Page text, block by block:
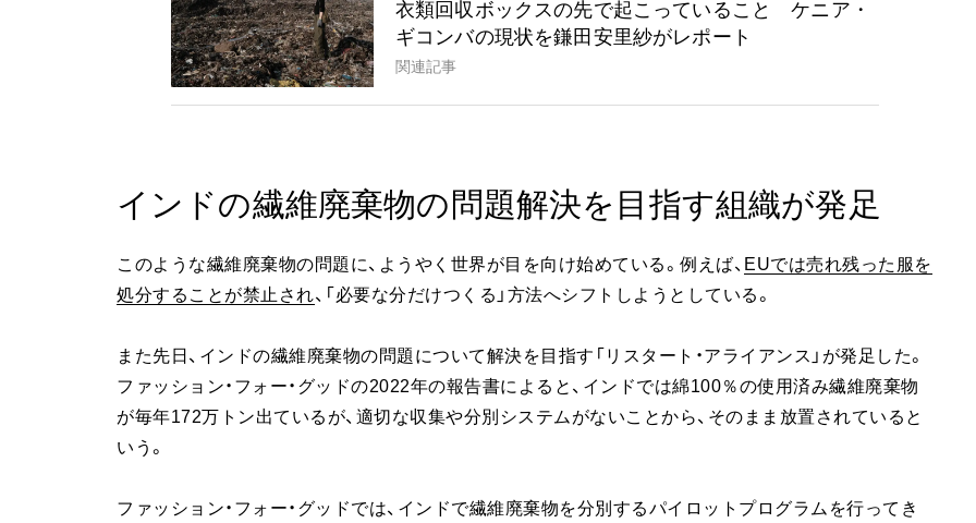
衣類回収ボックスの先で起こっていること ケニア・
ギコンバの現状を鎌田安里紗がレポート
関連記事
インドの繊維廃棄物の問題解決を目指す組織が発足
このような繊維廃棄物の問題に、ようやく世界が目を向け始めている。例えば、 EUでは売れ残った服を
処分することが禁止され、「必要な分だけつくる」方法へシフトしようとしている。
また先日、インドの繊維廃棄物の問題について解決を目指す「リスタート・アライアンス」が発足した。
ファッション・フォー・グッドの2022年の報告書によると、インドでは綿100％の使用済み繊維廃棄物
が毎年172万トン出ているが、適切な収集や分別システムがないことから、そのまま放置されていると
いう。
ファッション・フォー・グッドでは、インドで繊維廃棄物を分別するパイロットプログラムを行ってき